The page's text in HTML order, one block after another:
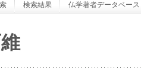
検索結果 仏学著者データベース